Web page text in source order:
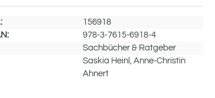
156918
978-3-7615-6918-4
Sachbücher & Ratgeber
Saskia Heinl, Anne-Christin
Ahnert